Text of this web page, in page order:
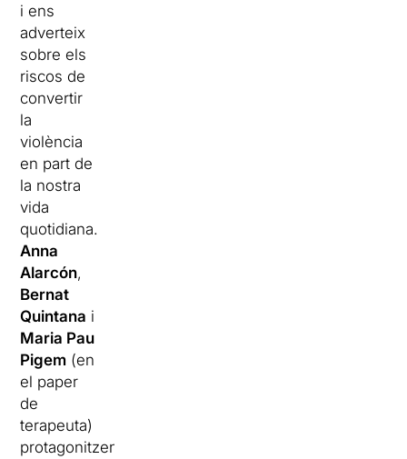
i ens
adverteix
sobre els
riscos de
convertir
la
violència
en part de
la nostra
vida
quotidiana.
Anna
Alarcón,
Bernat
Quintana i
Maria Pau
Pigem (en
el paper
de
terapeuta)
protagonitzen